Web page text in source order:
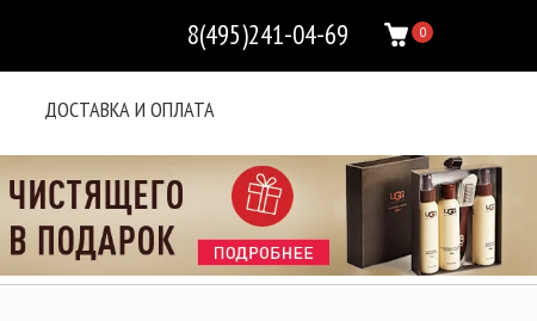
0
8(495)241-04-69
ДОСТАВКА И ОПЛАТА